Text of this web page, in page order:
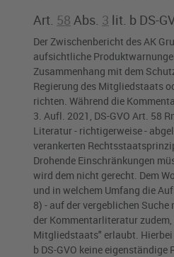
Art. 58 Abs. 3 lit. b DS-
Der Zwischenbericht des AK
aufsichtliche
Zusammenhang mit dem
Regierung des Mitgliedstaats
richten. Während die
3. Aufl. 2021, DS-GVO Art. 58
Literatur - richtigerweise -
verankerten
Drohende Einschränkungen
wird dem nicht gerecht. Dem
und in welchem Umfang die
8) - auf der vergeblichen Suche
der Kommentarliteratur zudem,
Mitgliedstaats" erlaubt. Hierbei
b DS-GVO keine eigenständige